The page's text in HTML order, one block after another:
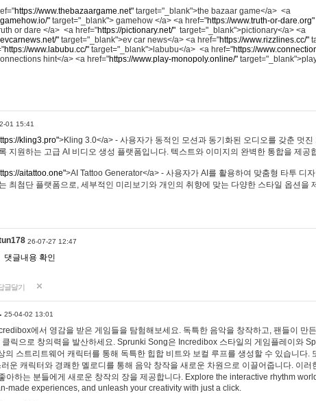
https://www.thebazaargame.net" target="_blank">the bazaar game</a> <a
" target="_blank"> gamehow </a> <a href="https://www.truth-or-dare.org"
or dare </a> <a href="https://pictionary.net/" target="_blank">pictionary</a> <a
" target="_blank">ev car news</a> <a href="https://www.rizzlines.cc/"
https://www.labubu.cc/" target="_blank">labubu</a> <a href="https://
hint</a> <a href="https://www.play-monopoly.online/"
01 15:41
kling3.pro">Kling 3.0</a> - 사용자가 동적인 모션과 동기화된 오디오를 갖춘 멋진
지원하는 고급 AI 비디오 생성 플랫폼입니다. 텍스트와 이미지의 완벽한 통합을 제공
aitattoo.one">AI Tattoo Generator</a> - 사용자가 AI를 활용하여 맞춤형 타투 디
최첨단 플랫폼으로, 세부적인 미리보기와 개인의 취향에 맞는 다양한 스타일 옵션을
26-07-27 12:47
댓글내용 확인
글달기
25-04-02 13:01
에서 영감을 받은 게임들을 탐험해보세요. 독특한 음악을 창작하고, 팬들이 만
클릭으로 창의력을 발산하세요. Sprunki Song은 Incredibox 스타일의 게임플레이와
의 스트리트웨어 캐릭터를 통해 독특한 힙합 비트와 보컬 루프를 생성할 수 있습니다.
운 캐릭터와 경쾌한 멜로디를 통해 음악 창작을 새로운 차원으로 이끌어줍니다. 이러
아하는 분들에게 새로운 창작의 장을 제공합니다. Explore the interactive rhythm
made experiences, and unleash your creativity with just a click.